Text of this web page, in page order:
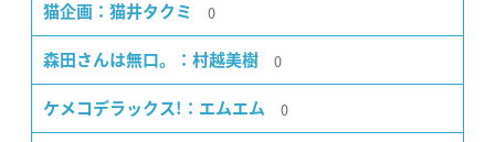
猫企画：猫井タクミ 0
森田さんは無口。：村越美樹 0
ケメコデラックス!：エムエム 0